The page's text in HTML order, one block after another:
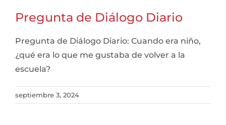
Pregunta de Diálogo Diario
Pregunta de Diálogo Diario: Cuando era niño,
¿qué era lo que me gustaba de volver a la
escuela?
septiembre 3, 2024